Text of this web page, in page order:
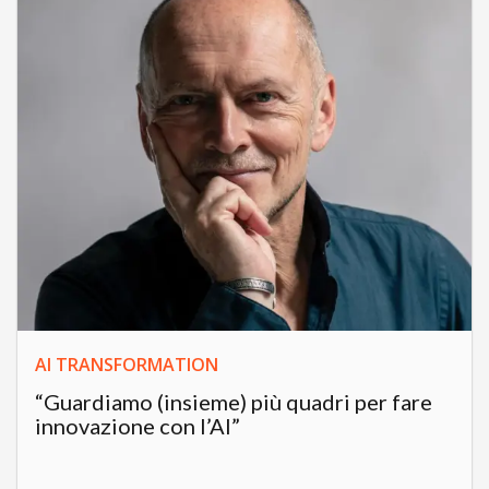
AI TRANSFORMATION
“Guardiamo (insieme) più quadri per fare
innovazione con l’AI”